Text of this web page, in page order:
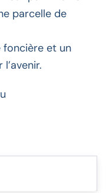
parcelle de
foncière et un